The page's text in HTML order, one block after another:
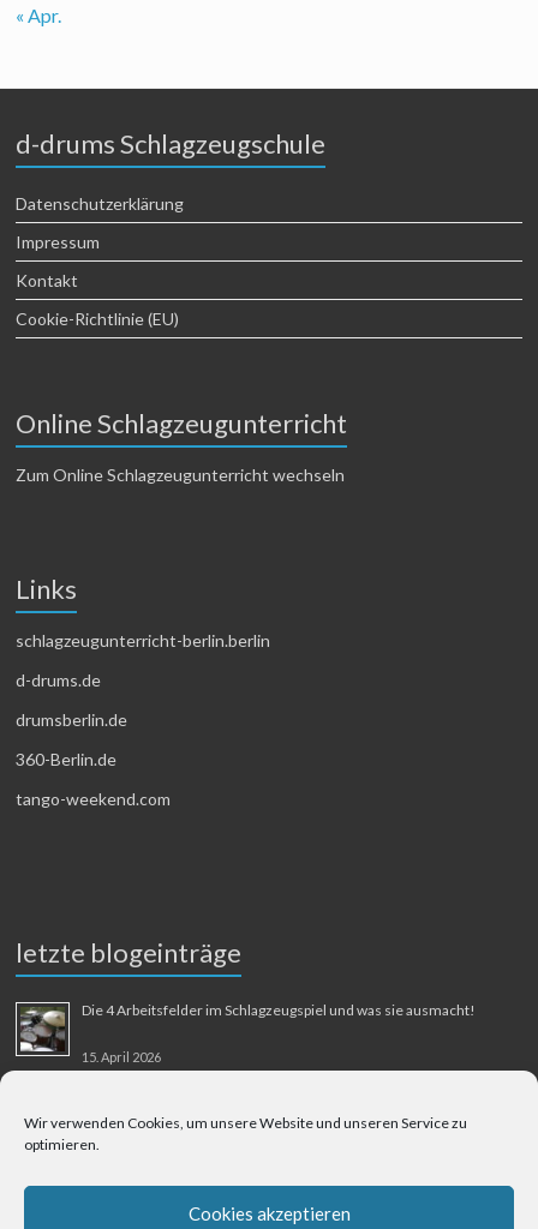
Wir verwenden Cookies, um unsere Website und unseren Service zu
optimieren.
Cookies akzeptieren
« Apr.
d-drums Schlagzeugschule
Datenschutzerklärung
Impressum
Kontakt
Cookie-Richtlinie (EU)
Online Schlagzeugunterricht
Zum Online Schlagzeugunterricht wechseln
Links
schlagzeugunterricht-berlin.berlin
d-drums.de
drumsberlin.de
360-Berlin.de
tango-weekend.com
letzte blogeinträge
Die 4 Arbeitsfelder im Schlagzeugspiel und was sie ausmacht!
15. April 2026
31. August 2025
Berliner Flughafen Tegel – Berlin-Bangkok